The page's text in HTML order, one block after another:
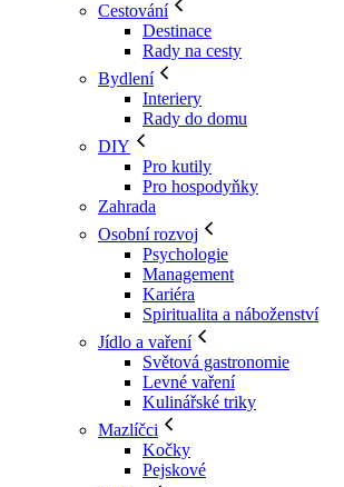
Cestování
Destinace
Rady na cesty
Bydlení
Interiery
Rady do domu
DIY
Pro kutily
Pro hospodyňky
Zahrada
Osobní rozvoj
Psychologie
Management
Kariéra
Spiritualita a náboženství
Jídlo a vaření
Světová gastronomie
Levné vaření
Kulinářské triky
Mazlíčci
Kočky
Pejskové